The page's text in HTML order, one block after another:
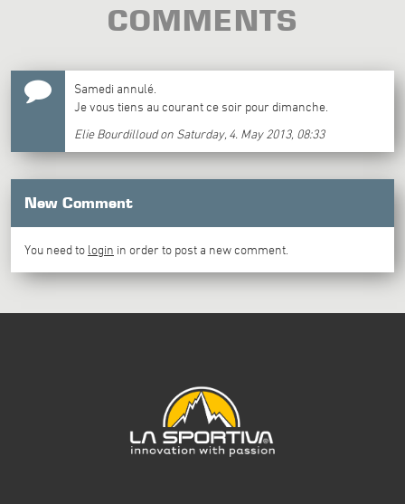
COMMENTS
Samedi annulé.
Je vous tiens au courant ce soir pour dimanche.
Elie Bourdilloud on Saturday, 4. May 2013, 08:33
New Comment
You need to login in order to post a new comment.